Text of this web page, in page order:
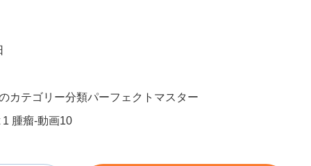
カテゴリー分類パーフェクトマスター
腫瘤-動画10